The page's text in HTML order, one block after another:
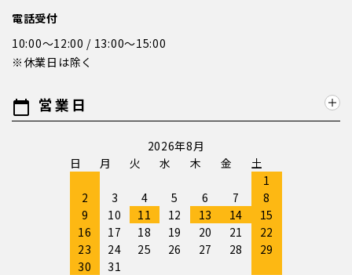
電話受付
10:00～12:00 / 13:00～15:00
※休業日は除く
calendar_today 営業日
2026年8月
日
月 火 水 木 金
土
1
2
3 4 5 6 7
8
9
10 11 12 13 14
15
16
17 18 19 20 21
22
23
24 25 26 27 28
29
30
31